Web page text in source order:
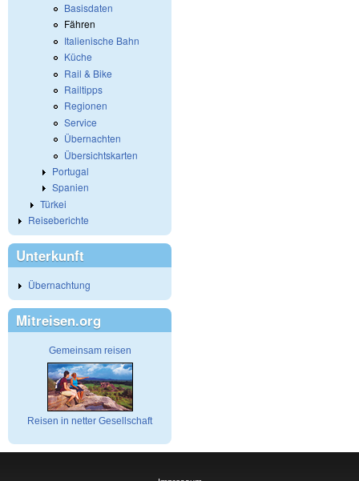
Basisdaten
Fähren
Italienische Bahn
Küche
Rail & Bike
Railtipps
Regionen
Service
Übernachten
Übersichtskarten
Portugal
Spanien
Türkei
Reiseberichte
Unterkunft
Übernachtung
Mitreisen.org
Gemeinsam reisen
Reisen in netter Gesellschaft